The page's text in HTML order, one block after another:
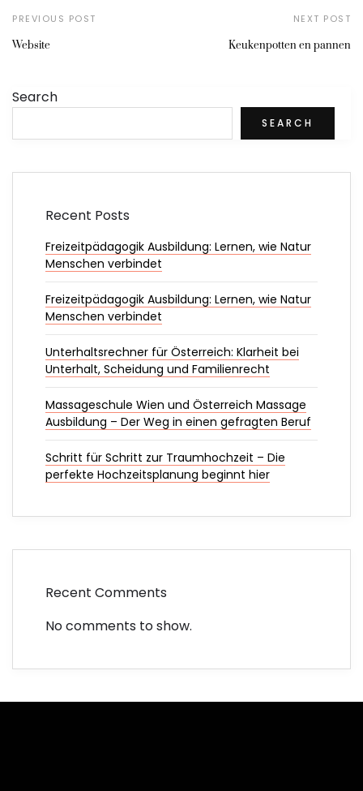
PREVIOUS POST
Website
NEXT POST
Keukenpotten en pannen
Search
SEARCH
Recent Posts
Freizeitpädagogik Ausbildung: Lernen, wie Natur
Menschen verbindet
Freizeitpädagogik Ausbildung: Lernen, wie Natur
Menschen verbindet
Unterhaltsrechner für Österreich: Klarheit bei
Unterhalt, Scheidung und Familienrecht
Massageschule Wien und Österreich Massage
Ausbildung – Der Weg in einen gefragten Beruf
Schritt für Schritt zur Traumhochzeit – Die
perfekte Hochzeitsplanung beginnt hier
Recent Comments
No comments to show.